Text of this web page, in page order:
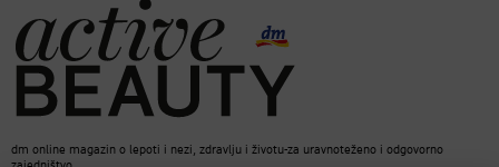
dm online magazin o lepoti i nezi, zdravlju i životu-za uravnoteženo i odgovorno